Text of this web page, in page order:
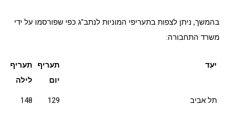
בהמשך, ניתן לצפות בתעריפי המוניות לנתב"ג כפי שפורסמו על ידי
משרד התחבורה:
יעד
תעריף
יום
תעריף
לילה
תל אביב 129
148